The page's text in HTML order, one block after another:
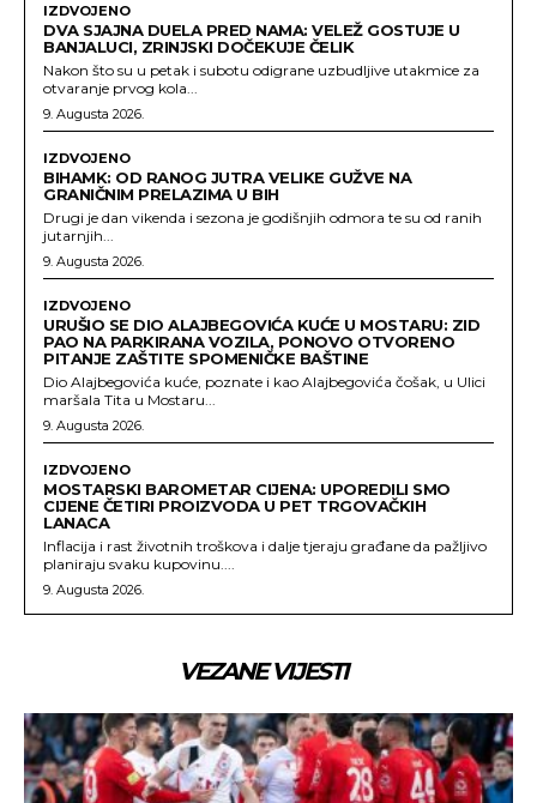
IZDVOJENO
DVA SJAJNA DUELA PRED NAMA: VELEŽ GOSTUJE U
BANJALUCI, ZRINJSKI DOČEKUJE ČELIK
Nakon što su u petak i subotu odigrane uzbudljive utakmice za
otvaranje prvog kola...
9. Augusta 2026.
IZDVOJENO
BIHAMK: OD RANOG JUTRA VELIKE GUŽVE NA
GRANIČNIM PRELAZIMA U BIH
Drugi je dan vikenda i sezona je godišnjih odmora te su od ranih
jutarnjih...
9. Augusta 2026.
IZDVOJENO
URUŠIO SE DIO ALAJBEGOVIĆA KUĆE U MOSTARU: ZID
PAO NA PARKIRANA VOZILA, PONOVO OTVORENO
PITANJE ZAŠTITE SPOMENIČKE BAŠTINE
Dio Alajbegovića kuće, poznate i kao Alajbegovića čošak, u Ulici
maršala Tita u Mostaru...
9. Augusta 2026.
IZDVOJENO
MOSTARSKI BAROMETAR CIJENA: UPOREDILI SMO
CIJENE ČETIRI PROIZVODA U PET TRGOVAČKIH
LANACA
Inflacija i rast životnih troškova i dalje tjeraju građane da pažljivo
planiraju svaku kupovinu....
9. Augusta 2026.
VEZANE VIJESTI